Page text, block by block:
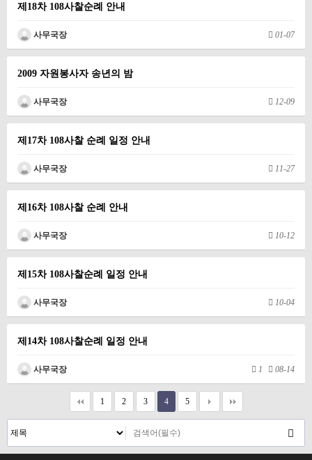
제18차 108사찰순례 안내
사무국장 01-07
2009 자원봉사자 송년의 밤
사무국장 12-09
제17차 108사찰 순례 일정 안내
사무국장 11-27
제16차 108사찰 순례 안내
사무국장 10-12
제15차 108사찰순례 일정 안내
사무국장 10-04
제14차 108사찰순례 일정 안내
사무국장 1 08-14
1 2 3 4 5